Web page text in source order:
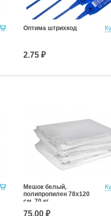
Оптима штрихкод
2.75 ₽
Мешок белый,
полипропилен 78x120
см, 70 кг
75.00 ₽